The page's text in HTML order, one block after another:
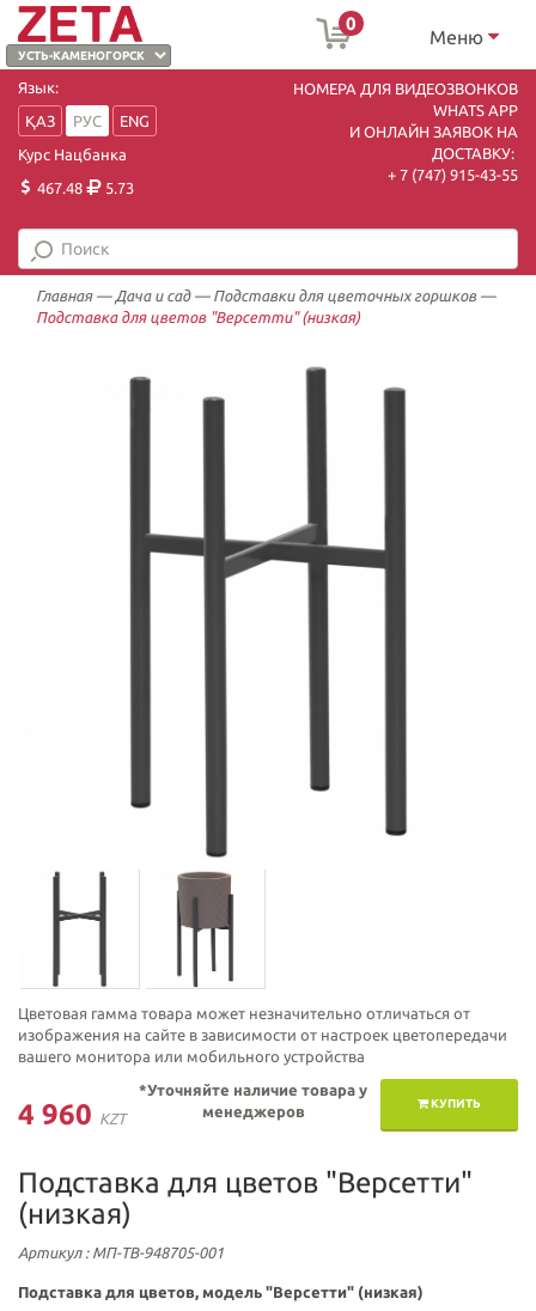
0
Меню
Язык:
ҚАЗ
РУС
ENG
Курс Нацбанка
467.48
5.73
НОМЕРА ДЛЯ ВИДЕОЗВОНКОВ
WHATS APP
И ОНЛАЙН ЗАЯВОК НА
ДОСТАВКУ:
+ 7 (747) 915-43-55
Главная— Дача и сад— Подставки для цветочных горшков —
Подставка для цветов "Версетти" (низкая)
Цветовая гамма товара может незначительно отличаться от
изображения на сайте в зависимости от настроек цветопередачи
вашего монитора или мобильного устройства
4 960 KZT
КУПИТЬ
*Уточняйте наличие товара у
менеджеров
Подставка для цветов "Версетти"
(низкая)
Артикул: МП-ТВ-948705-001
Подставка для цветов, модель "Версетти" (низкая)